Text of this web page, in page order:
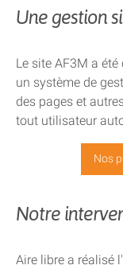
Une gestion
Le site AF3M a
un système de
des pages et
tout utilisateur
Nos
Notre
Aire libre a réalisé